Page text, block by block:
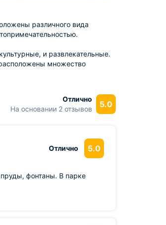
различного вида
и развлекательные.
множество
Отлично
На основании 2 отзывов
5.0
Отлично 5.0
фонтаны. В парке